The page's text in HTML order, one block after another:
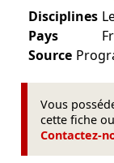
Disciplines
Pays
Source
Vous
cette fiche
Contactez-